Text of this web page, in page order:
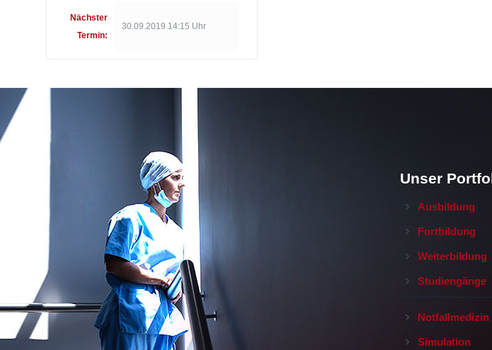
Nächster
Termin:
30.09.2019 14:15 Uhr
Unser
Ausbildung
Fortbildung
Weiterbildung
Studiengänge
Notfallmedizin
Simulation